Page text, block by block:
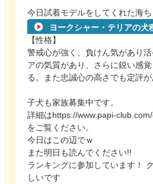
今日試着モデルをしてくれた海
ヨークシャー・テリアの犬
【性格】
警戒心が強く、負けん気があり
アの気質があり、さらに鋭い感
る。また忠誠心の高さでも定評が
子犬も家族募集中です。
詳細はhttps://www.papi-
をご覧ください。
今日はこの辺でｗ
また明日も読んでください!!
ランキングに参加しています！
しいです